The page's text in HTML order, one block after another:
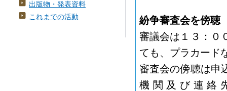
出版物・発表資料
これまでの活動
紛争審査会を傍聴
審議会は１３：０
ても、プラカード
審査会の傍聴は申
機関及び連絡